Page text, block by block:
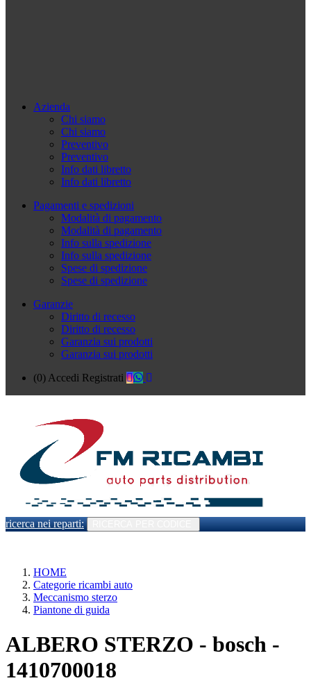
Azienda
Chi siamo
Chi siamo
Preventivo
Preventivo
Info dati libretto
Info dati libretto
Pagamenti e spedizioni
Modalità di pagamento
Modalità di pagamento
Info sulla spedizione
Info sulla spedizione
Spese di spedizione
Spese di spedizione
Garanzie
Diritto di recesso
Diritto di recesso
Garanzia sui prodotti
Garanzia sui prodotti
(0) Accedi Registrati
ricerca nei reparti:
HOME
Categorie ricambi auto
Meccanismo sterzo
Piantone di guida
ALBERO STERZO - bosch -
1410700018